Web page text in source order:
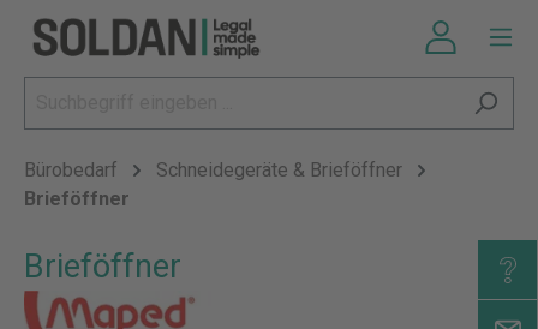
Bürobedarf
Schneidegeräte & Brieföffner
Brieföffner
Brieföffner